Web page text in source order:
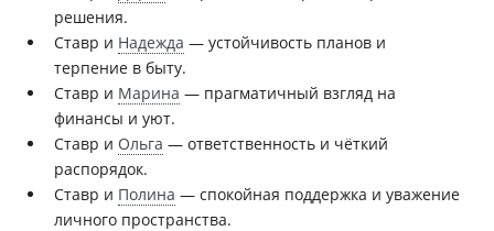
решения.
Ставр и Надежда — устойчивость планов и
терпение в быту.
Ставр и Марина — прагматичный взгляд на
финансы и уют.
Ставр и Ольга — ответственность и чёткий
распорядок.
Ставр и Полина — спокойная поддержка и уважение
личного пространства.